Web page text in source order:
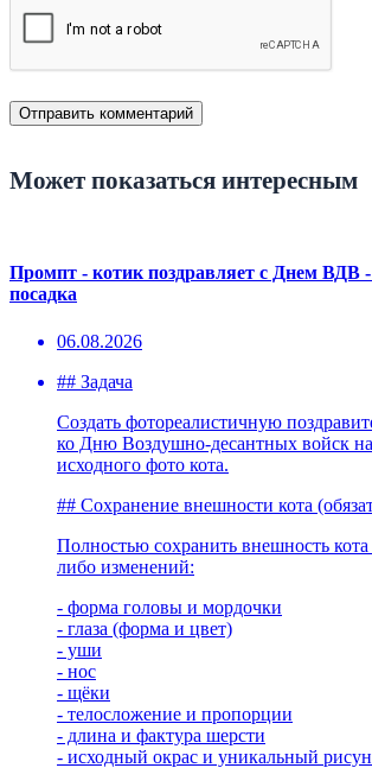
Может показаться интересным
Промпт - котик поздравляет с Днем ВДВ
посадка
06.08.2026
## Задача
Создать фотореалистичную
ко Дню Воздушно-десантных войск
исходного фото кота.
## Сохранение внешности кота
Полностью сохранить внешность кота
либо изменений:
- форма головы и мордочки
- глаза (форма и цвет)
- уши
- нос
- щёки
- телосложение и пропорции
- длина и фактура шерсти
- исходный окрас и уникальный